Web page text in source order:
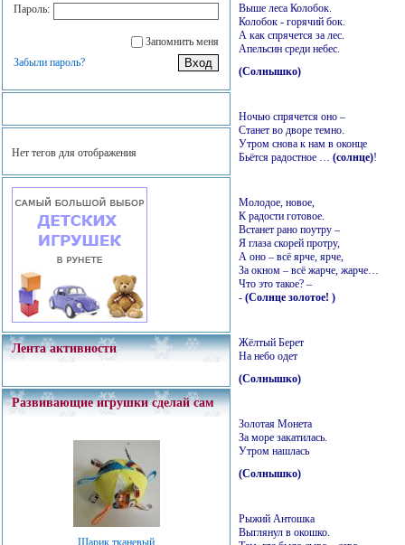
Пароль:
Запомнить меня
Забыли пароль?
Нет тегов для отображения
Лента активности
Развивающие игрушки сделай сам
Шарик тканевый
Выше леса Колобок.
Колобок - горячий бок.
А как спрячется за лес.
Апельсин среди небес.
(Солнышко)
Ночью спрячется оно –
Станет во дворе темно.
Утром снова к нам в оконце
Бьётся радостное … (солнце)!
Молодое, новое,
К радости готовое.
Встанет рано поутру –
Я глаза скорей протру,
А оно – всё ярче, ярче,
За окном – всё жарче, жарче…
Что это такое? –
- (Солнце золотое! )
Жёлтый Берет
На небо одет
(Солнышко)
Золотая Монета
За море закатилась.
Утром нашлась
(Солнышко)
Рыжий Антошка
Выглянул в окошко.